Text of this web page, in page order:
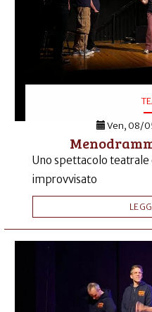
Ven, 08/
Uno spettacolo
improvvisato